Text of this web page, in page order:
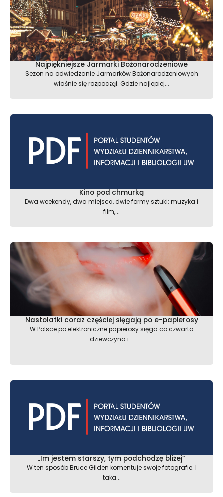
Najpiękniejsze Jarmarki Bożonarodzeniowe
Sezon na odwiedzanie Jarmarków Bożonarodzeniowych
właśnie się rozpoczął. Gdzie najlepiej...
Kino pod chmurką
Dwa weekendy, dwa miejsca, dwie formy sztuki: muzyka i
film,...
Nastolatki coraz częściej sięgają po e-papierosy
W Polsce po elektroniczne papierosy sięga co czwarta
dziewczyna i...
„Im jestem starszy, tym podchodzę bliżej”
W ten sposób Bruce Gilden komentuje swoje fotografie. I
taka...